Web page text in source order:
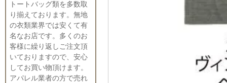
トートバッグ類を多数取
り揃えております。無地
の衣類業界では安くて有
名なお店です。多くのお
客様に繰り返しご注文頂
いておりますので、安心
してお買い物頂けます。
アパレル業者の方で売れ